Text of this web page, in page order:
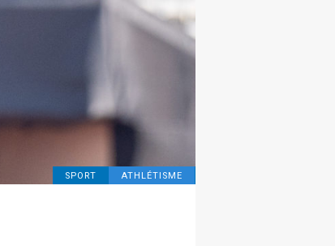
SPORT ATHLÉTISME